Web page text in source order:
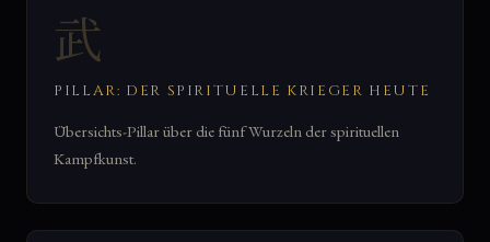
武
PILLAR: DER SPIRITUELLE KRIEGER HEUTE
Übersichts-Pillar über die fünf Wurzeln der spirituellen
Kampfkunst.